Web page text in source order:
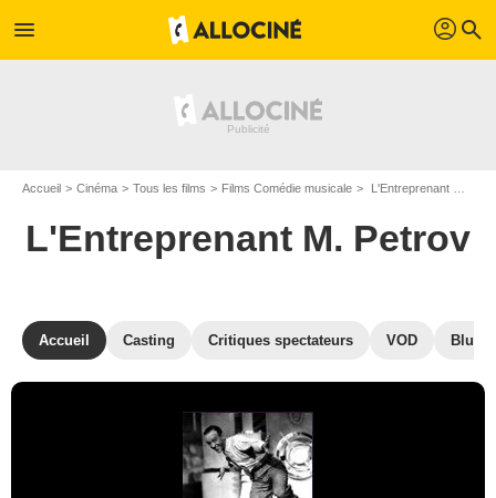
menu profil search
Accueil Cinéma Tous les films Films Comédie musicale L'Entreprenant M. Petrov de Mark Sandrich
L'Entreprenant M. Petrov
Accueil Casting Critiques spectateurs VOD Blu-